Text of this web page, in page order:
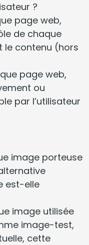
?
page web,
de chaque
le contenu (hors
page web,
ou
par l’utilisateur
image porteuse
est-elle
image utilisée
image-test,
cette